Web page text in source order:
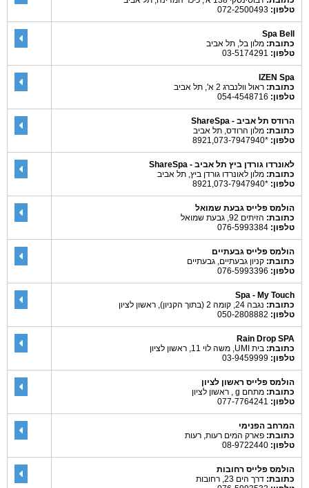
טלפון:
Spa Bell
כתובת: מלון בל, תל אביב
טלפון:
IZEN Spa
כתובת: ראול וולנברג 2 א', תל אביב
טלפון:
הרודס תל אביב - ShareSpa
כתובת: מלון הרודס, תל אביב
טלפון: *8921,073-7947940
לאונרדו גורדן ביץ תל אביב - ShareSpa
כתובת: מלון לאונרדו גורדן ביץ, תל אביב
טלפון: *8921,073-7947940
הולמס פלייס גבעת שמואל
כתובת: הזיתים 92, גבעת שמואל
טלפון:
הולמס פלייס גבעתיים
כתובת: קניון גבעתיים, גבעתיים
טלפון:
Spa - My Touch
כתובת: נגבה 24, קומה 2 (בתוך הקניון), ראשון לציון
טלפון:
Rain Drop SPA
כתובת: בית UMI, משה לוי 11, ראשון לציון
טלפון:
הולמס פלייס ראשון לציון
כתובת: מתחם g , ראשון לציון
טלפון:
המרחב הפנימי
כתובת: פארק המים רעות, רעות
טלפון:
הולמס פלייס רחובות
כתובת: דרך הים 23, רחובות